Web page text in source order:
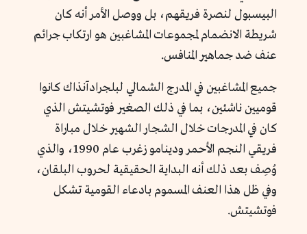
البيسبول لنصرة فريقهم، بل ووصل الأمر أنه كان
شريطة الانضمام لمجموعات المشاغبين هو ارتكاب جرائم
عنف ضد جماهير المنافس.
جميع المشاغبين في المدرج الشمالي لبلجرادآنذاك كانوا
قوميين ناشئين، بما في ذلك الصغير فوتشيتش الذي
كان في المدرجات خلال الشجار الشهير خلال مباراة
فريقي النجم الأحمر ودينامو زغرب عام 1990، والذي
وُصِف بعد ذلك أنه البداية الحقيقية لحروب البلقان،
وفي ظل هذا العنف المسموم بادعاء القومية تشكل
فوتشيتش.